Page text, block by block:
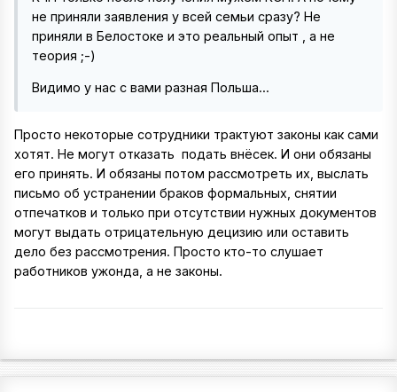
не приняли заявления у всей семьи сразу? Не
приняли в Белостоке и это реальный опыт , а не
теория ;-)
Видимо у нас с вами разная Польша...
Просто некоторые сотрудники трактуют законы как сами
хотят. Не могут отказать подать внёсек. И они обязаны
его принять. И обязаны потом рассмотреть их, выслать
письмо об устранении браков формальных, снятии
отпечатков и только при отсутствии нужных документов
могут выдать отрицательную децизию или оставить
дело без рассмотрения. Просто кто-то слушает
работников ужонда, а не законы.